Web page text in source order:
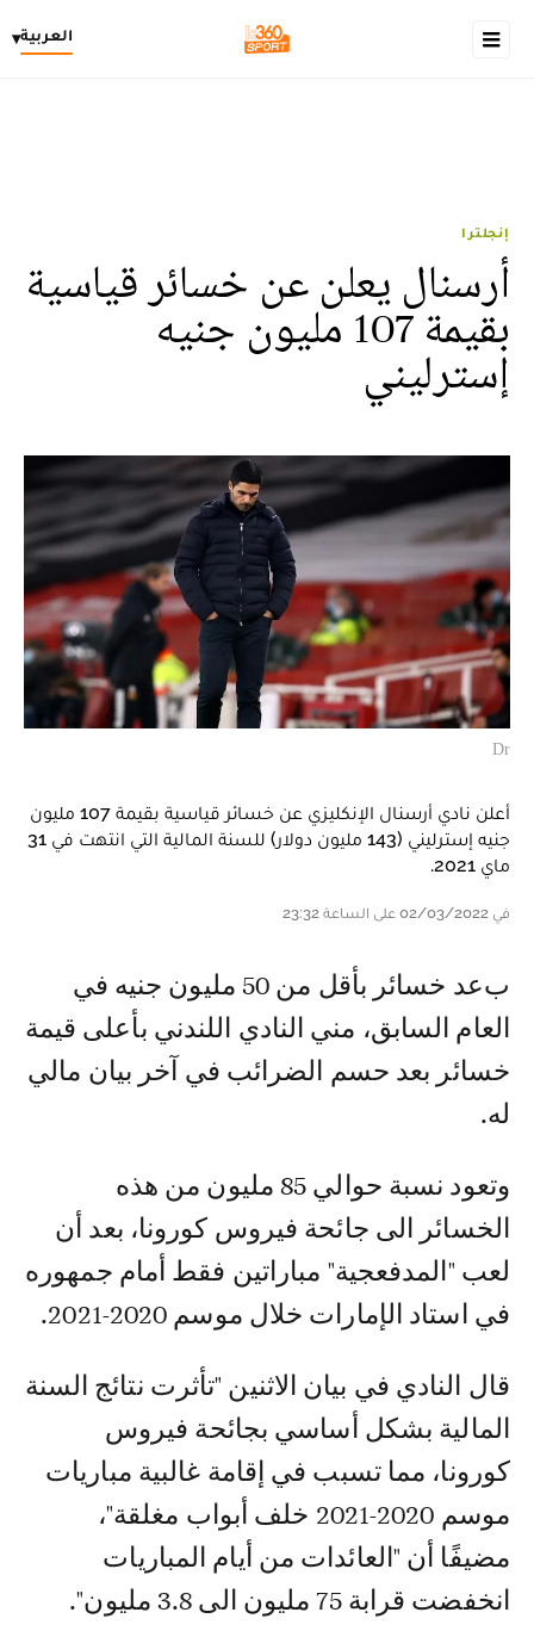
العربية▾
إنجلترا
أرسنال يعلن عن خسائر قياسية
بقيمة 107 مليون جنيه
إسترليني
Dr
أعلن نادي أرسنال الإنكليزي عن خسائر قياسية بقيمة 107 مليون
جنيه إسترليني (143 مليون دولار) للسنة المالية التي انتهت في 31
ماي 2021.
في 02/03/2022 على الساعة 23:32
بعد خسائر بأقل من 50 مليون جنيه في
العام السابق، مني النادي اللندني بأعلى قيمة
خسائر بعد حسم الضرائب في آخر بيان مالي
له.
وتعود نسبة حوالي 85 مليون من هذه
الخسائر الى جائحة فيروس كورونا، بعد أن
لعب "المدفعجية" مباراتين فقط أمام جمهوره
في استاد الإمارات خلال موسم 2020-2021.
قال النادي في بيان الاثنين "تأثرت نتائج السنة
المالية بشكل أساسي بجائحة فيروس
كورونا، مما تسبب في إقامة غالبية مباريات
موسم 2020-2021 خلف أبواب مغلقة"،
مضيفًا أن "العائدات من أيام المباريات
انخفضت قرابة 75 مليون الى 3.8 مليون".